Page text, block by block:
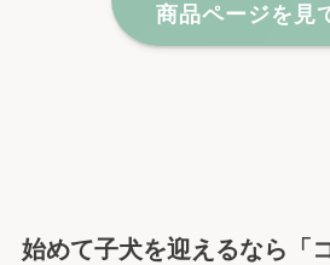
商品ページを見
始めて子犬を迎えるなら「